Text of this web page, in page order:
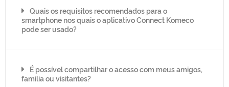
Quais os requisitos recomendados para o
smartphone nos quais o aplicativo Connect Komeco
pode ser usado?
É possível compartilhar o acesso com meus amigos,
família ou visitantes?